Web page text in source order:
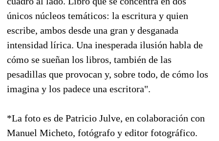
únicos núcleos temáticos: la escritura y quien
escribe, ambos desde una gran y desganada
intensidad lírica. Una inesperada ilusión habla de
cómo se sueñan los libros, también de las
pesadillas que provocan y, sobre todo, de cómo los
imagina y los padece una escritora".
*La foto es de Patricio Julve, en colaboración con
Manuel Micheto, fotógrafo y editor fotográfico.